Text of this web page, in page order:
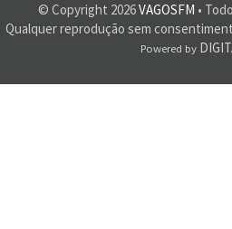
© Copyright 2026VAGOSFM •
Qualquer reprodução sem
Powered by